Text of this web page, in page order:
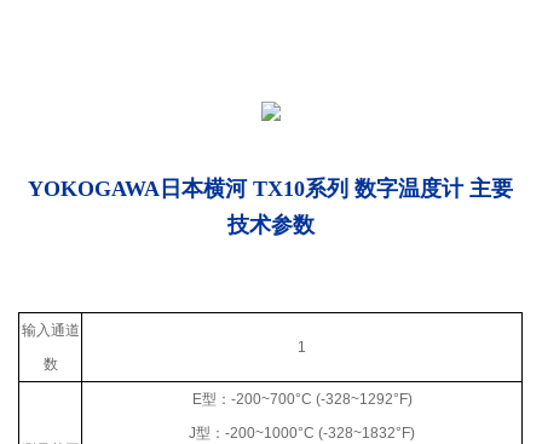
YOKOGAWA日本横河 TX10系列 数字温度计 主要
技术参数
输入通道
数
1
E型： -200~700°C (-328~1292°F)
J型：-200~1000°C (-328~1832°F)